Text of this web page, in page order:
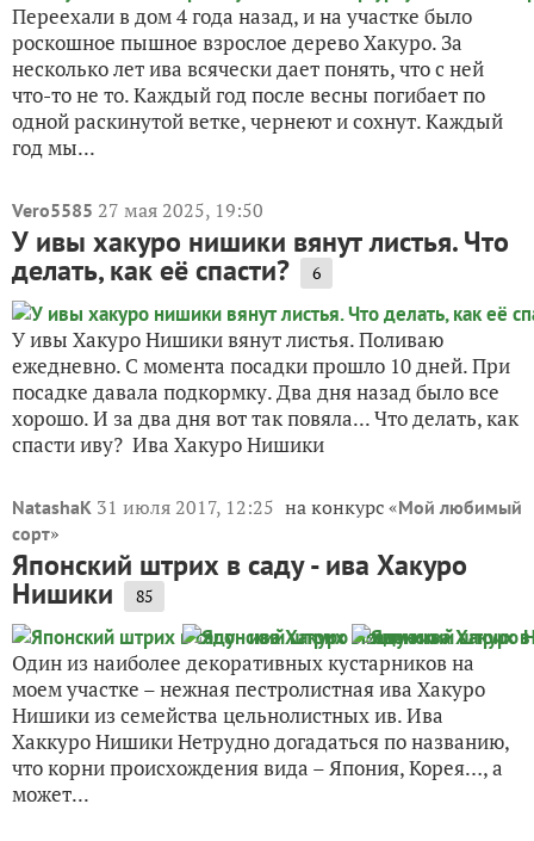
Переехали в дом 4 года назад, и на участке было
роскошное пышное взрослое дерево Хакуро. За
несколько лет ива всячески дает понять, что с ней
что-то не то. Каждый год после весны погибает по
одной раскинутой ветке, чернеют и сохнут. Каждый
год мы...
Vero5585 27 мая 2025, 19:50
У ивы хакуро нишики вянут листья. Что
делать, как её спасти? 6
У ивы Хакуро Нишики вянут листья. Поливаю
ежедневно. С момента посадки прошло 10 дней. При
посадке давала подкормку. Два дня назад было все
хорошо. И за два дня вот так повяла... Что делать, как
спасти иву? Ива Хакуро Нишики
NatashaK 31 июля 2017, 12:25 на конкурс «Мой любимый
сорт»
Японский штрих в саду - ива Хакуро
Нишики 85
Один из наиболее декоративных кустарников на
моем участке – нежная пестролистная ива Хакуро
Нишики из семейства цельнолистных ив. Ива
Хаккуро Нишики Нетрудно догадаться по названию,
что корни происхождения вида – Япония, Корея…, а
может...